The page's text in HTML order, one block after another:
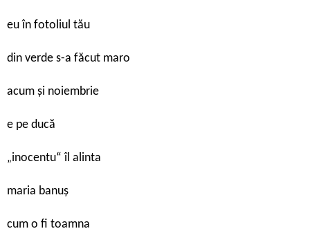
eu în fotoliul tău
din verde s-a făcut maro
acum și noiembrie
e pe ducă
„inocentu“ îl alinta
maria banuș
cum o fi toamna